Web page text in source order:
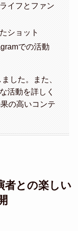
イフとファン
ショット
での活動
した。また、
活動を詳しく
の高いコンテ
者との楽しい